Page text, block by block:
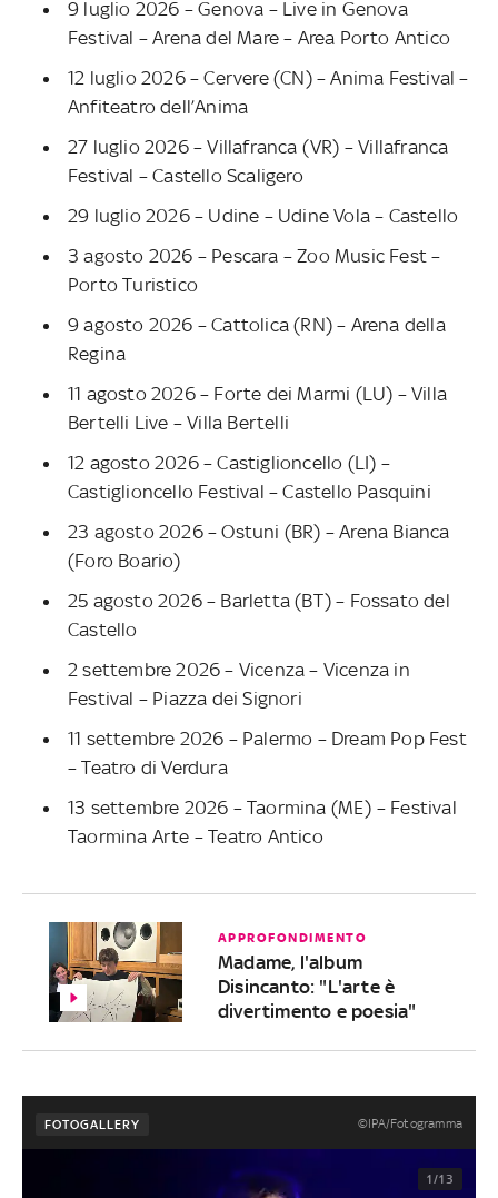
9 luglio 2026 – Genova – Live in Genova
Festival – Arena del Mare – Area Porto Antico
12 luglio 2026 – Cervere (CN) – Anima Festival –
Anfiteatro dell’Anima
27 luglio 2026 – Villafranca (VR) – Villafranca
Festival – Castello Scaligero
29 luglio 2026 – Udine – Udine Vola – Castello
3 agosto 2026 – Pescara – Zoo Music Fest –
Porto Turistico
9 agosto 2026 – Cattolica (RN) – Arena della
Regina
11 agosto 2026 – Forte dei Marmi (LU) – Villa
Bertelli Live – Villa Bertelli
12 agosto 2026 – Castiglioncello (LI) –
Castiglioncello Festival – Castello Pasquini
23 agosto 2026 – Ostuni (BR) – Arena Bianca
(Foro Boario)
25 agosto 2026 – Barletta (BT) – Fossato del
Castello
2 settembre 2026 – Vicenza – Vicenza in
Festival – Piazza dei Signori
11 settembre 2026 – Palermo – Dream Pop Fest
– Teatro di Verdura
13 settembre 2026 – Taormina (ME) – Festival
Taormina Arte – Teatro Antico
APPROFONDIMENTO
Madame, l'album
Disincanto: "L'arte è
divertimento e poesia"
FOTOGALLERY ©IPA/Fotogramma
1/13